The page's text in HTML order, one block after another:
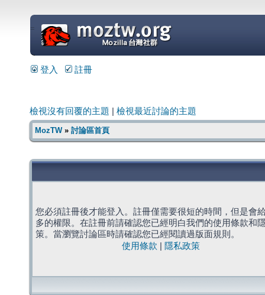
=
登入 註冊
檢視沒有回覆的主題 檢視最近討論的主題
MozTW» 討論區首頁
您必須註冊後才能登入。註冊僅需要很短的時間，但是會
多的權限。在註冊前請確認您已經明白我們的使用條款和
策。當瀏覽討論區時請確認您已經閱讀過版面規則。
使用條款
隱私政策